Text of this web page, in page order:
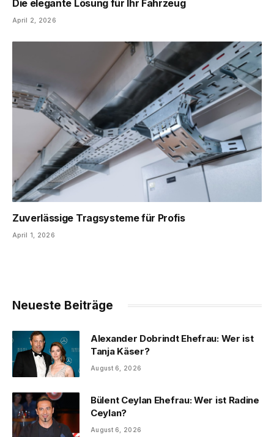
Die elegante Lösung für Ihr Fahrzeug
April 2, 2026
Zuverlässige Tragsysteme für Profis
April 1, 2026
Neueste Beiträge
Alexander Dobrindt Ehefrau: Wer ist
Tanja Käser?
August 6, 2026
Bülent Ceylan Ehefrau: Wer ist Radine
Ceylan?
August 6, 2026